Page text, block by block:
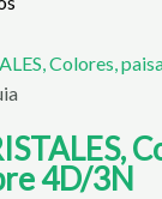
4D/3N